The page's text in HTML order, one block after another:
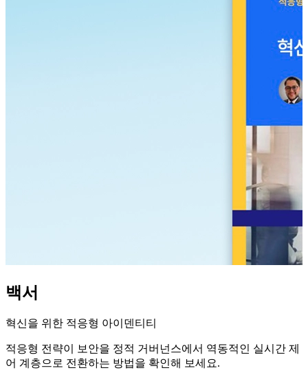
백서
혁신을 위한 적응형 아이덴티티
적응형 전략이 보안을 정적 거버넌스에서 역동적인 실시간 제
어 계층으로 전환하는 방법을 확인해 보세요.